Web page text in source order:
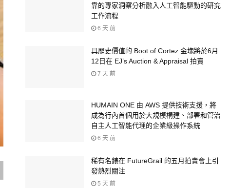
靠的專家洞察分析融入人工智能驅動的研究
工作流程
6 天 前
具歷史價值的 Boot of Cortez 金塊將於6月
12日在 EJ’s Auction & Appraisal 拍賣
7 天 前
HUMAIN ONE 由 AWS 提供技術支援，將
成為行內首個用於大規模構建、部署和管治
自主人工智能代理的企業級操作系統
6 天 前
稀有名錶在 FutureGrail 的五月拍賣會上引
發熱烈關注
5 天 前